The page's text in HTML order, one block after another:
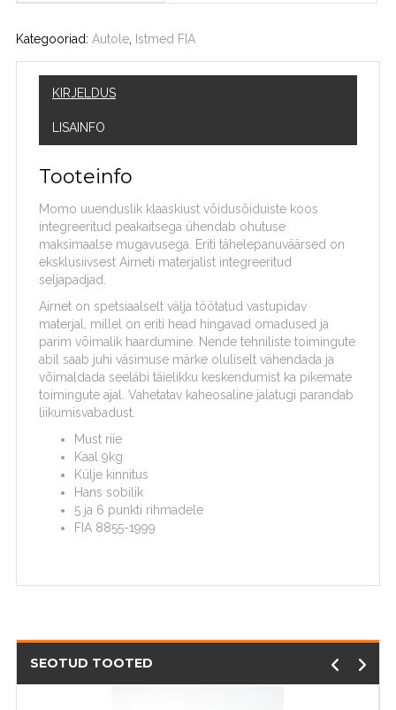
Kategooriad: Autole Istmed FIA
KIRJELDUS
LISAINFO
Tooteinfo
Momo uuenduslik klaaskiust võidusõiduiste koos
integreeritud peakaitsega ühendab ohutuse
maksimaalse mugavusega. Eriti tähelepanuväärsed on
eksklusiivsest Airneti materjalist integreeritud
seljapadjad.
Airnet on spetsiaalselt välja töötatud vastupidav
materjal, millel on eriti head hingavad omadused ja
parim võimalik haardumine. Nende tehniliste toimingute
abil saab juhi väsimuse märke oluliselt vähendada ja
võimaldada seeläbi täielikku keskendumist ka pikemate
toimingute ajal. Vahetatav kaheosaline jalatugi parandab
liikumisvabadust.
Must riie
Kaal 9kg
Külje kinnitus
Hans sobilik
5 ja 6 punkti rihmadele
FIA 8855-1999
SEOTUD TOOTED